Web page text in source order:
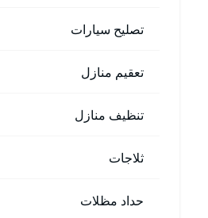
تصليح سيارات
تعقيم منازل
تنظيف منازل
ثلاجات
حداد مظلات